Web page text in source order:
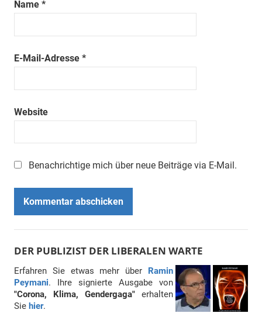
Name *
E-Mail-Adresse *
Website
Benachrichtige mich über neue Beiträge via E-Mail.
DER PUBLIZIST DER LIBERALEN WARTE
Erfahren Sie etwas mehr über Ramin
Peymani. Ihre signierte Ausgabe von
"Corona, Klima, Gendergaga" erhalten
Sie hier.